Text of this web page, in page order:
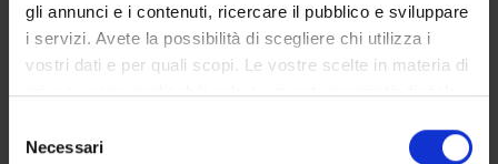
gli annunci e i contenuti, ricercare il pubblico e sviluppare
i servizi. Avete la possibilità di scegliere chi utilizza i
vostri dati e per quali scopi. Le vostre scelte in materia di
privacy sono applicabili solo su questa proprietà digitale
modificare o revocare il proprio consenso in qualsiasi
delNecessari
People
Places
Calendar